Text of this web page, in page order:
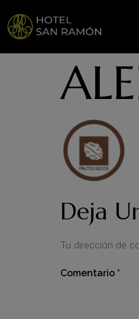
Deja
Tu dirección de
Comentario *